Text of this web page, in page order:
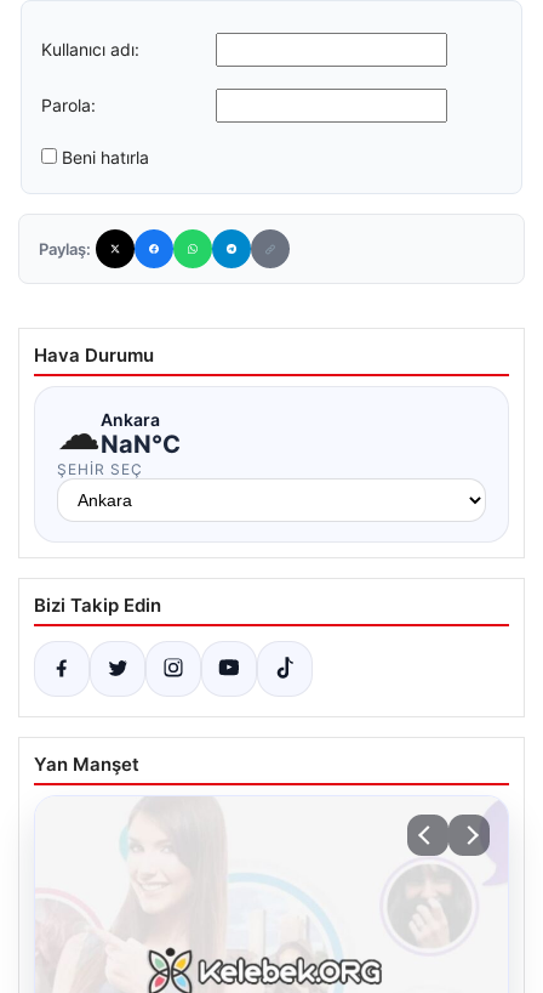
Kullanıcı adı:
Parola:
Beni hatırla
Paylaş:
Hava Durumu
☁Ankara
NaN°C
ŞEHIR SEÇ
Bizi Takip Edin
Yan Manşet